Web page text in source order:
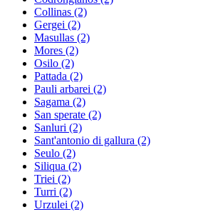
Collinas (2)
Gergei (2)
Masullas (2)
Mores (2)
Osilo (2)
Pattada (2)
Pauli arbarei (2)
Sagama (2)
San sperate (2)
Sanluri (2)
Sant'antonio di gallura (2)
Seulo (2)
Siliqua (2)
Triei (2)
Turri (2)
Urzulei (2)